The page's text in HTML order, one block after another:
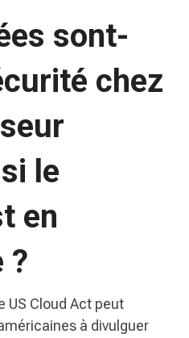
sont-
chez
le
en
?
US Cloud Act peut
à divulguer